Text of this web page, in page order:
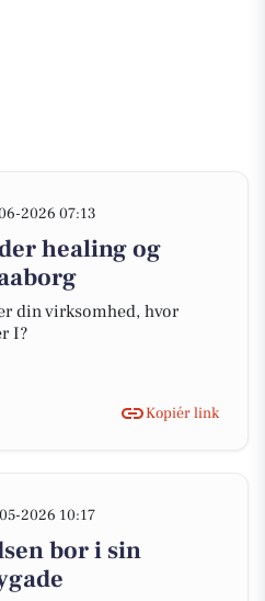
2026 07:13
healing og
din virksomhed, hvor
I?
Kopiér link
2026 10:17
bor i sin